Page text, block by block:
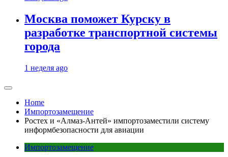
Москва поможет Курску в
разработке транспортной системы
города
1 неделя ago
Home
Импортозамещение
Ростех и «Алмаз-Антей» импортозаместили систему
информбезопасности для авиации
Импортозамещение